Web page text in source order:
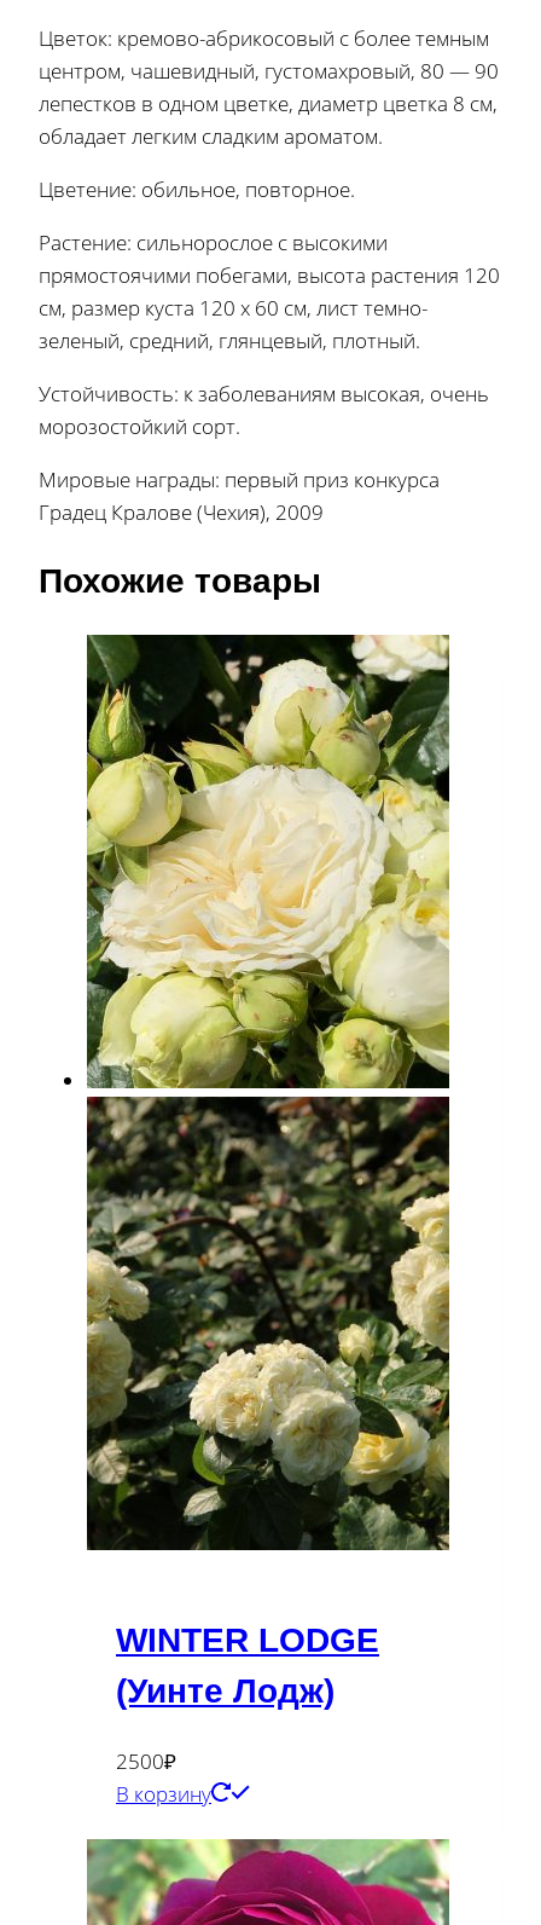
Цветок: кремово-абрикосовый с более темным
центром, чашевидный, густомахровый, 80 — 90
лепестков в одном цветке, диаметр цветка 8 см,
обладает легким сладким ароматом.
Цветение: обильное, повторное.
Растение: сильнорослое с высокими
прямостоячими побегами, высота растения 120
см, размер куста 120 х 60 см, лист темно-
зеленый, средний, глянцевый, плотный.
Устойчивость: к заболеваниям высокая, очень
морозостойкий сорт.
Мировые награды: первый приз конкурса
Градец Кралове (Чехия), 2009
Похожие товары
WINTER LODGE
(Уинте Лодж)
2500₽
В корзину